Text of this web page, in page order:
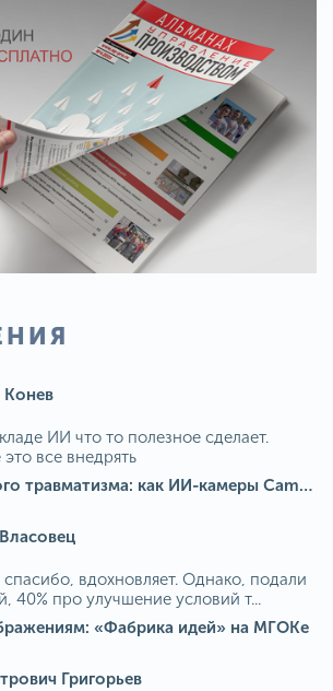
Конев
ИИ что то полезное сделает.
все внедрять
Стратегия нулевого травматизма: как ИИ-камеры Camkord снижают риск наезда на пешехода при работе на погрузчике
вдохновляет. Однако, подали
40% про улучшение условий т...
«Фабрика идей» на МГОКе
Григорьев